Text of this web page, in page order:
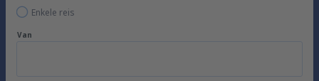
Enkele reis
Van